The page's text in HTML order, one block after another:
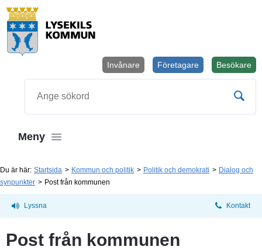
Besökare
Företagare
Invånare
Meny
Du är här: Startsida Kommun och politik Politik och demokrati
Dialog och
synpunkter
Post från kommunen
Lyssna Kontakt
Post från kommunen